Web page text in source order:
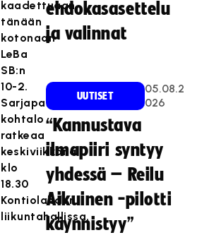
kaadettuaan
tänään
kotonaan
LeBa
SB:n
10-2.
Sarjapaikan
kohtalo
ratkeaa
keskiviikkona
klo
18.30
Kontiolahden
liikuntahallissa.
ehdokasasettelu
ja valinnat
UUTISET
05.08.2
026
“Kannustava
ilmapiiri syntyy
yhdessä – Reilu
Aikuinen -pilotti
käynnistyy”